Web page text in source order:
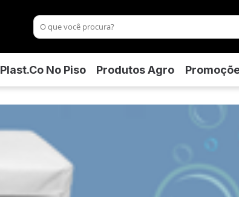
Plast.co No Piso Produtos Agro